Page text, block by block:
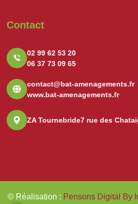
Contact
02 99 62 53 20
06 37 73 09 65
contact@bat-amenagements.fr
www.bat-amenagements.fr
ZA Tournebride7 rue des
© Réalisation : Pensons Digital By